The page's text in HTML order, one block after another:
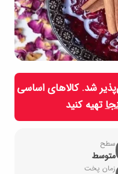
شد. کالاهای اساسی
تهیه کنید
سطح
متوسط
زمان پخت